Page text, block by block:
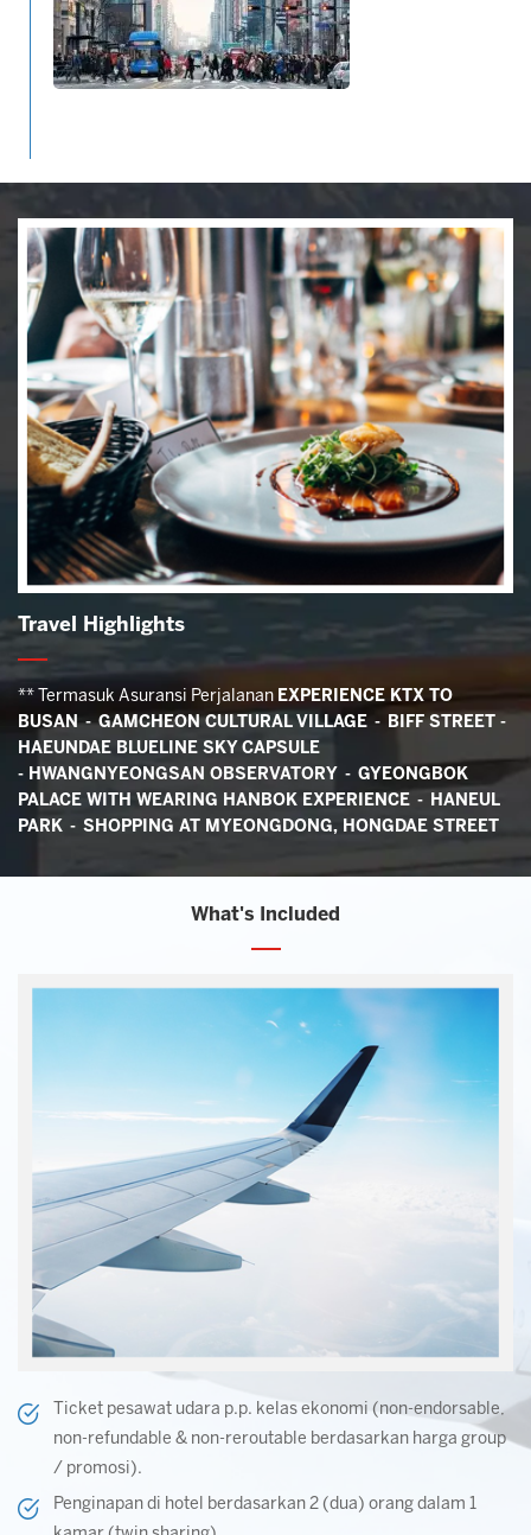
Travel Highlights
** Termasuk Asuransi Perjalanan EXPERIENCE KTX TO
BUSAN - GAMCHEON CULTURAL VILLAGE - BIFF STREET -
HAEUNDAE BLUELINE SKY CAPSULE
- HWANGNYEONGSAN OBSERVATORY - GYEONGBOK
PALACE WITH WEARING HANBOK EXPERIENCE - HANEUL
PARK - SHOPPING AT MYEONGDONG, HONGDAE STREET
What's Included
Ticket pesawat udara p.p. kelas ekonomi (non-endorsable,
non-refundable & non-reroutable berdasarkan harga group
/ promosi).
Penginapan di hotel berdasarkan 2 (dua) orang dalam 1